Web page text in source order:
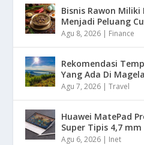
Bisnis Rawon
Menjadi Peluang
Agu 8, 2026 | Finance
Rekomendasi
Yang Ada Di
Agu 7, 2026 |Travel
Huawei MatePad
Super Tipis 4,7 mm
Agu 6, 2026 | Inet